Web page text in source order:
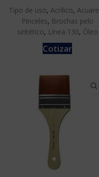
Tipo de uso, Acrílico,
Pinceles, Brochas pelo
sintético, Línea 130, Óleo
Cotizar